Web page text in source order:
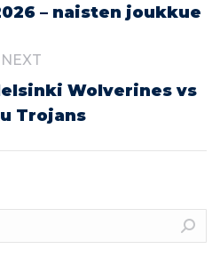
Previous
– naisten joukkue
NEXT
Next
post:
Wolverines vs
Trojans